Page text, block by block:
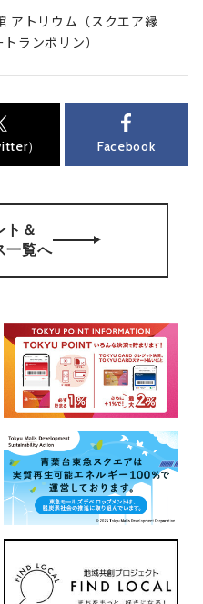
アトリウム（スクエア縁
ランポリン）
） Facebook
ト＆
一覧へ